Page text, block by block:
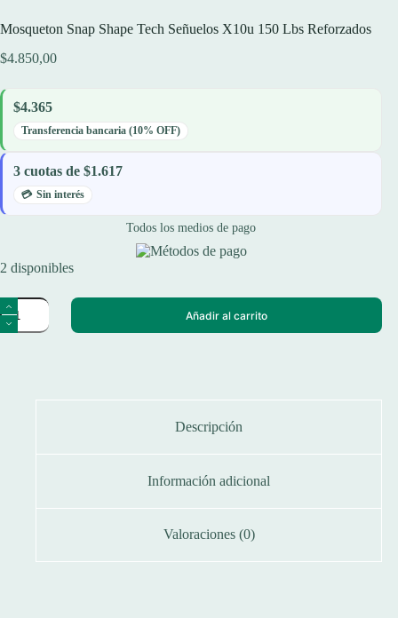
Mosqueton Snap Shape Tech Señuelos X10u 150 Lbs Reforzados
$4.850,00
$4.365
Transferencia bancaria (10% OFF)
3 cuotas de $1.617
Sin interés
Todos los medios de pago
2 disponibles
Mosqueton
Snap
Shape
Añadir al carrito
Descripción
Información adicional
Valoraciones (0)